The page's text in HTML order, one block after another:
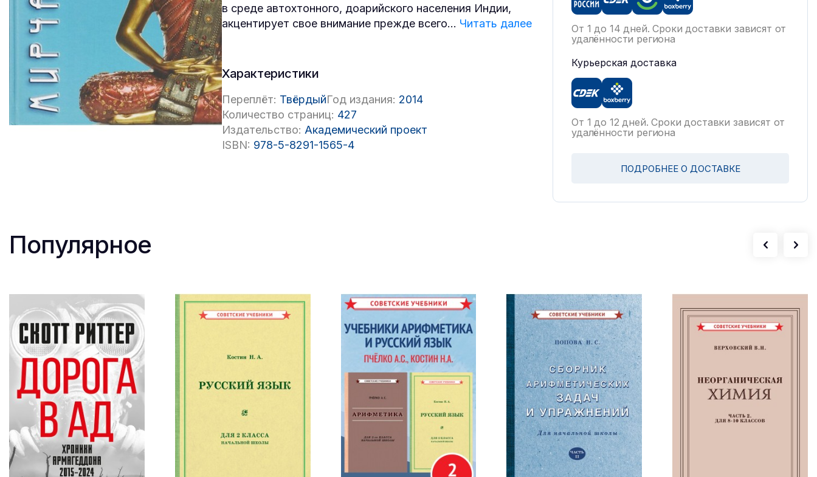
в среде автохтонного, доарийского населения Индии,
акцентирует свое внимание прежде всего... Читать далее
Характеристики
Переплёт: ТвёрдыйГод издания: 2014
Количество страниц: 427
Издательство: Академический проект
ISBN: 978-5-8291-1565-4
От 1 до 14 дней. Сроки доставки зависят от
удалённости региона
Курьерская доставка
От 1 до 12 дней. Сроки доставки зависят от
удалённости региона
ПОДРОБНЕЕ О ДОСТАВКЕ
Популярное